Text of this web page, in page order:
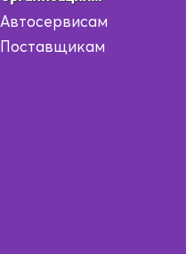
Автосервисам
Поставщикам